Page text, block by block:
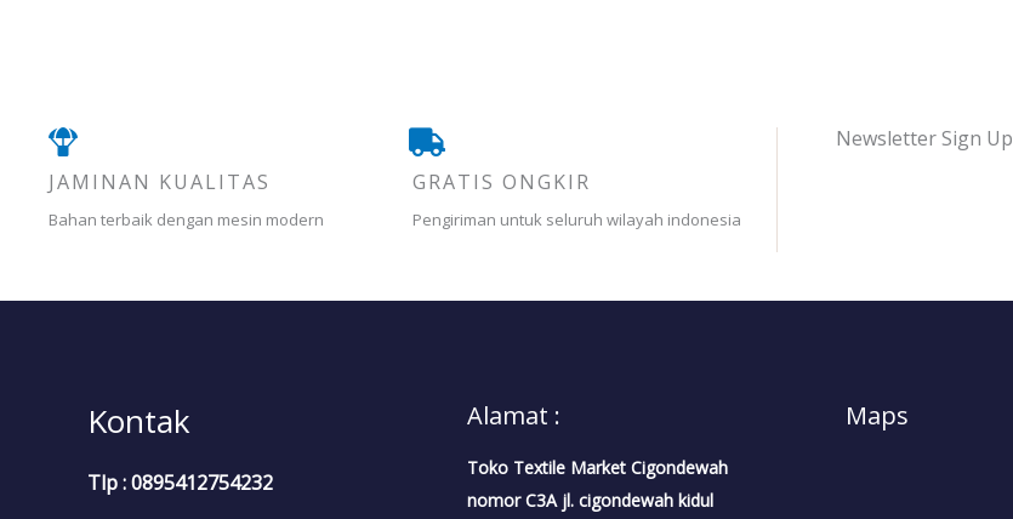
JAMINAN KUALITAS
Bahan terbaik dengan mesin modern
GRATIS ONGKIR
Pengiriman untuk seluruh wilayah indonesia
Newsletter Sign Up
Kontak
Tlp : 0895412754232
Alamat :
Toko Textile Market Cigondewah
nomor C3A jl. cigondewah kidul
Maps